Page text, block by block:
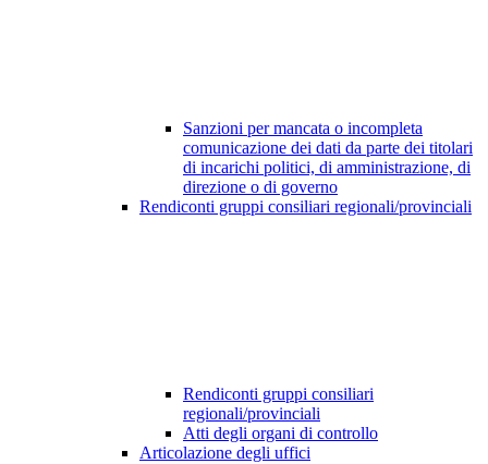
Sanzioni per mancata o incompleta
comunicazione dei dati da parte dei titolari
di incarichi politici, di amministrazione, di
direzione o di governo
Rendiconti gruppi consiliari regionali/provinciali
Rendiconti gruppi consiliari
regionali/provinciali
Atti degli organi di controllo
Articolazione degli uffici